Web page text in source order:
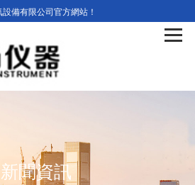
備有限公司官方網站！
新聞資訊